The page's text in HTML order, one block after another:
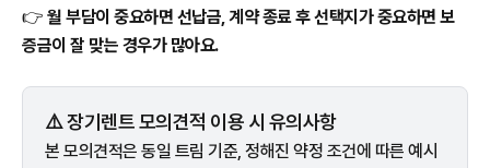
👉 월 부담이 중요하면 선납금, 계약 종료 후 선택지가 중요하면 보
증금이 잘 맞는 경우가 많아요.
⚠️ 장기렌트 모의견적 이용 시 유의사항
본 모의견적은 동일 트림 기준, 정해진 약정 조건에 따른 예시